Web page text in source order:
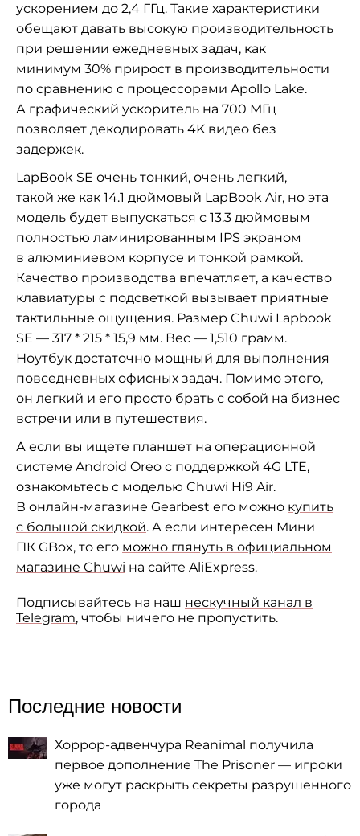
ускорением до 2,4 ГГц. Такие характеристики
обещают давать высокую производительность
при решении ежедневных задач, как
минимум 30% прирост в производительности
по сравнению с процессорами Apollo Lake.
А графический ускоритель на 700 МГц
позволяет декодировать 4K видео без
задержек.
LapBook SE очень тонкий, очень легкий,
такой же как 14.1 дюймовый LapBook Air, но эта
модель будет выпускаться с 13.3 дюймовым
полностью ламинированным IPS экраном
в алюминиевом корпусе и тонкой рамкой.
Качество производства впечатляет, а качество
клавиатуры с подсветкой вызывает приятные
тактильные ощущения. Размер Chuwi Lapbook
SE — 317 * 215 * 15,9 мм. Вес — 1,510 грамм.
Ноутбук достаточно мощный для выполнения
повседневных офисных задач. Помимо этого,
он легкий и его просто брать с собой на бизнес
встречи или в путешествия.
А если вы ищете планшет на операционной
системе Android Oreo с поддержкой 4G LTE,
ознакомьтесь с моделью Chuwi Hi9 Air.
В онлайн-магазине Gearbest его можно купить
с большой скидкой. А если интересен Мини
ПК GBox, то его можно глянуть в официальном
магазине Chuwi на сайте AliExpress.
Подписывайтесь на наш нескучный канал в
Telegram, чтобы ничего не пропустить.
Последние новости
Хоррор-адвенчура Reanimal получила
первое дополнение The Prisoner — игроки
уже могут раскрыть секреты разрушенного
города